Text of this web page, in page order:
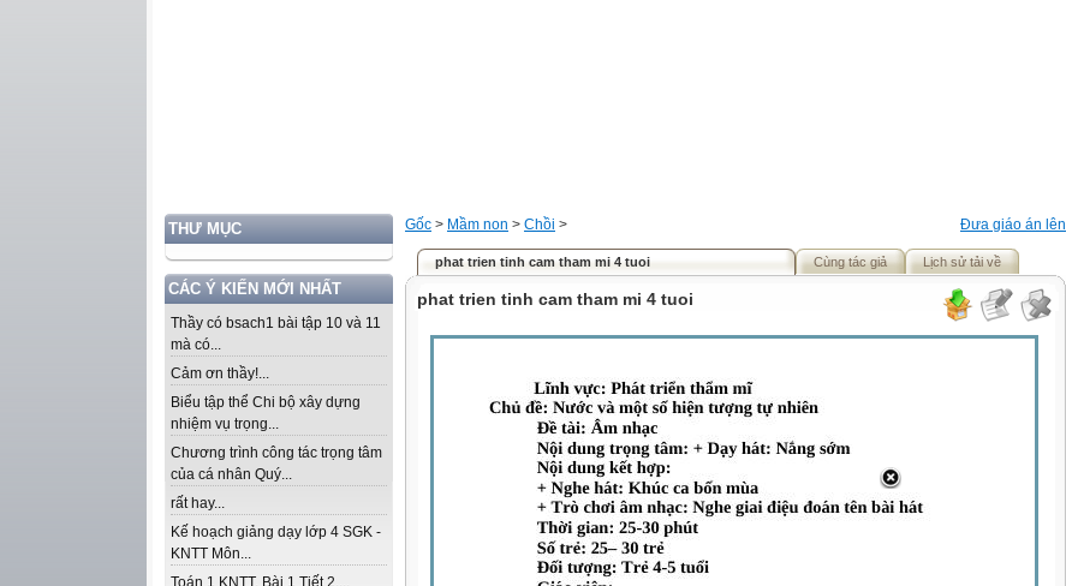
THƯ MỤC
CÁC Ý KIẾN MỚI NHẤT
Thầy có bsach1 bài tập 10 và 11
mà có...
Cảm ơn thầy!...
Biểu tập thể Chi bộ xây dựng
nhiệm vụ trọng...
Chương trình công tác trọng tâm
của cá nhân Quý...
rất hay...
Kế hoạch giảng dạy lớp 4 SGK -
KNTT Môn...
Toán 1 KNTT. Bài 1 Tiết 2....
Đưa giáo án lên
Gốc > Mầm non > Chồi >
phat trien tinh cam tham mi 4 tuoi Cùng tác giả Lịch sử tải về
phat trien tinh cam tham mi 4 tuoi